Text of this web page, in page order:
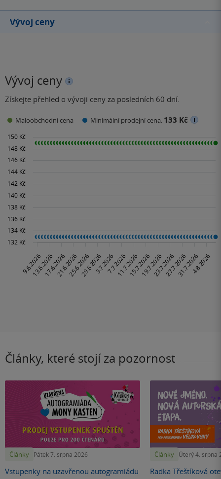
Vývoj ceny
Vývoj ceny
Získejte přehled o vývoji ceny za posledních 60 dní.
Maloobchodní cena Minimální prodejní cena: 133 Kč
Články, které stojí za pozornost
Články Pátek 7. srpna 2026
Vstupenky na uzavřenou autogramiádu
Články Úterý 4. srpna
Radka Třeštíková